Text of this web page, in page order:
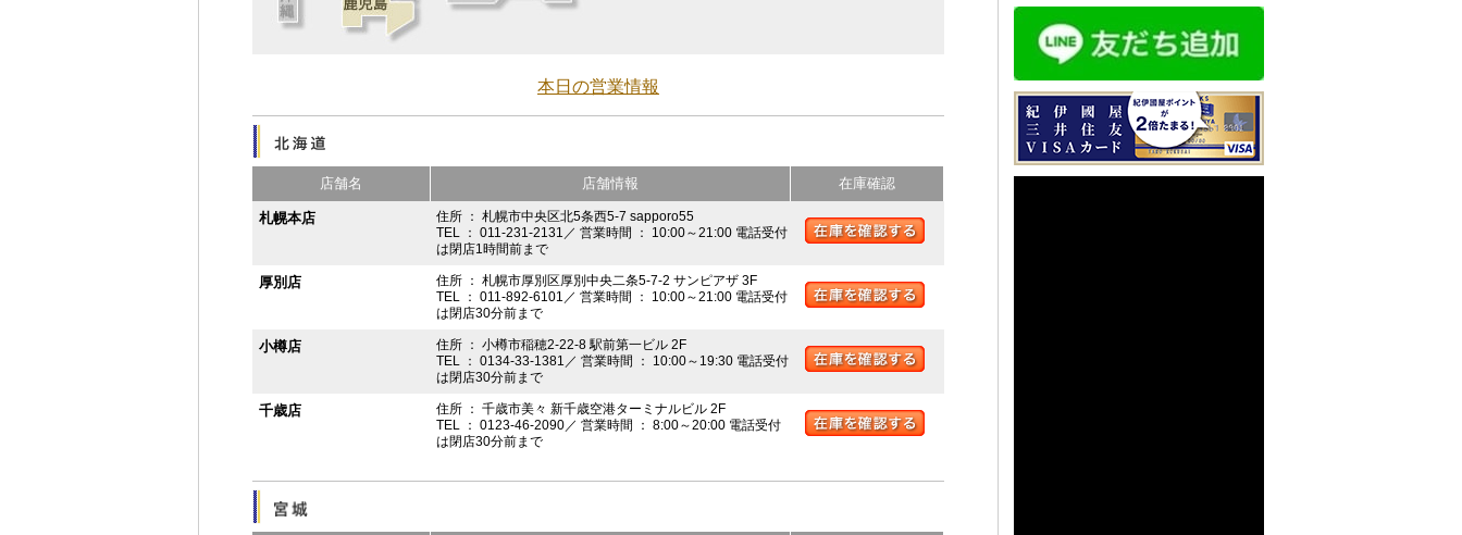
本日の営業情報
店舗名 店舗情報 在庫確認
札幌本店
住所 ： 札幌市中央区北5条西5-7 sapporo55
TEL ： 011-231-2131／ 営業時間 ： 10:00～21:00 電話受付
は閉店1時間前まで
厚別店
住所 ： 札幌市厚別区厚別中央二条5-7-2 サンピアザ 3F
TEL ： 011-892-6101／ 営業時間 ： 10:00～21:00 電話受付
は閉店30分前まで
小樽店
住所 ： 小樽市稲穂2-22-8 駅前第一ビル 2F
TEL ： 0134-33-1381／ 営業時間 ： 10:00～19:30 電話受付
は閉店30分前まで
千歳店
住所 ： 千歳市美々 新千歳空港ターミナルビル 2F
TEL ： 0123-46-2090／ 営業時間 ： 8:00～20:00 電話受付
は閉店30分前まで